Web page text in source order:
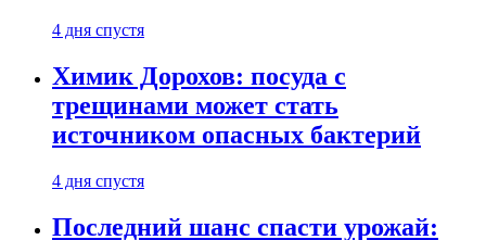
4 дня спустя
Химик Дорохов: посуда с
трещинами может стать
источником опасных бактерий
4 дня спустя
Последний шанс спасти урожай: